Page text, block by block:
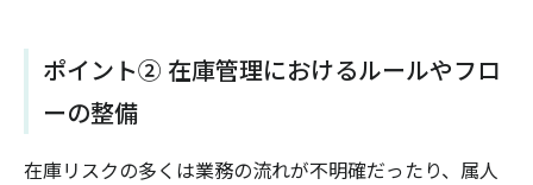
ポイント② 在庫管理におけるルールやフロ
ーの整備
在庫リスクの多くは業務の流れが不明確だったり、属人